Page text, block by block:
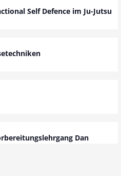
Self Defence im Ju-Jutsu
Dan